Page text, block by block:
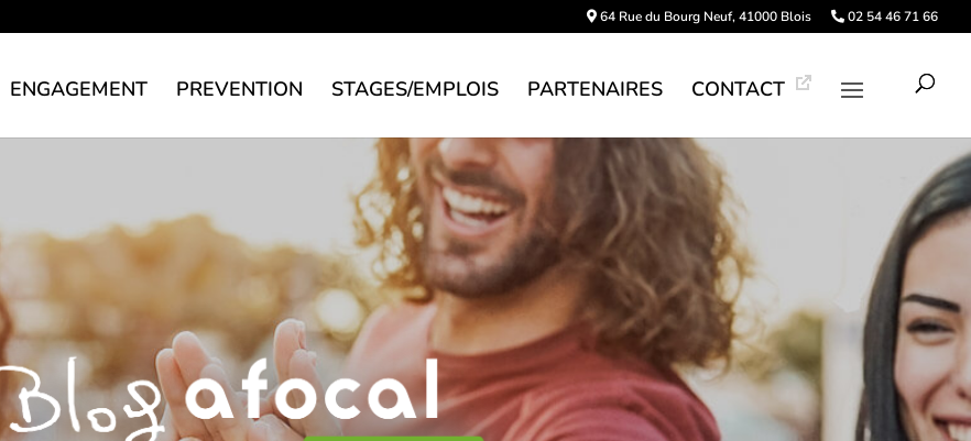
64 Rue du Bourg Neuf, 41000 Blois 02 54 46 71 66
ENGAGEMENT PREVENTION STAGES/EMPLOIS PARTENAIRES CONTACT